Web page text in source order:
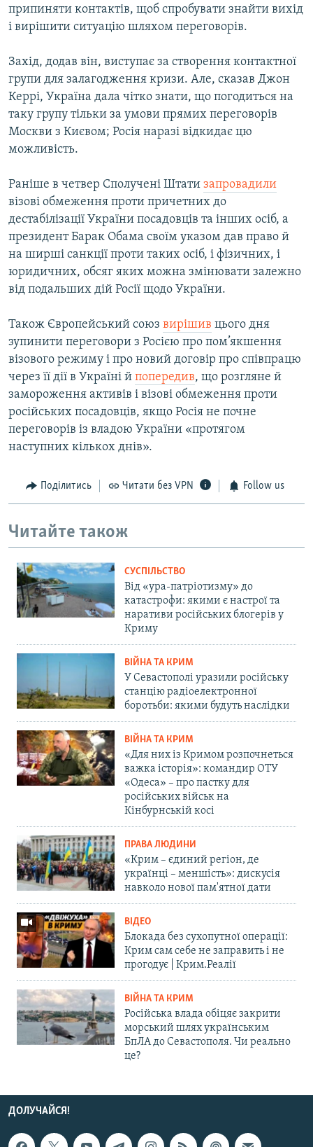
припиняти контактів, щоб спробувати знайти вихід
і вирішити ситуацію шляхом переговорів.
Захід, додав він, виступає за створення контактної
групи для залагодження кризи. Але, сказав Джон
Керрі, Україна дала чітко знати, що погодиться на
таку групу тільки за умови прямих переговорів
Москви з Києвом; Росія наразі відкидає цю
можливість.
Раніше в четвер Сполучені Штати запровадили
візові обмеження проти причетних до
дестабілізації України посадовців та інших осіб, а
президент Барак Обама своїм указом дав право й
на ширші санкції проти таких осіб, і фізичних, і
юридичних, обсяг яких можна змінювати залежно
від подальших дій Росії щодо України.
Також Європейський союз вирішив цього дня
зупинити переговори з Росією про пом’якшення
візового режиму і про новий договір про співпрацю
через її дії в Україні й попередив, що розгляне й
замороження активів і візові обмеження проти
російських посадовців, якщо Росія не почне
переговорів із владою України «протягом
наступних кількох днів».
Поділитись Читати без VPN Follow us
Читайте також
СУСПІЛЬСТВО
Від «ура-патріотизму» до
катастрофи: якими є настрої та
наративи російських блогерів у
Криму
ВІЙНА ТА КРИМ
У Севастополі уразили російську
станцію радіоелектронної
боротьби: якими будуть наслідки
ВІЙНА ТА КРИМ
«Для них із Кримом розпочнеться
важка історія»: командир ОТУ
«Одеса» – про пастку для
російських військ на
Кінбурнській косі
ПРАВА ЛЮДИНИ
«Крим – єдиний регіон, де
українці – меншість»: дискусія
навколо нової пам'ятної дати
ВІДЕО
Блокада без сухопутної операції:
Крим сам себе не заправить і не
прогодує | Крим.Реалії
ВІЙНА ТА КРИМ
Російська влада обіцяє закрити
морський шлях українським
БпЛА до Севастополя. Чи реально
це?
ДОЛУЧАЙСЯ!